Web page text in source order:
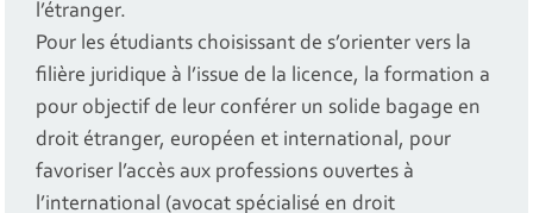
l’étranger.
Pour les étudiants choisissant de s’orienter vers la
filière juridique à l’issue de la licence, la formation a
pour objectif de leur conférer un solide bagage en
droit étranger, européen et international, pour
favoriser l’accès aux professions ouvertes à
l’international (avocat spécialisé en droit